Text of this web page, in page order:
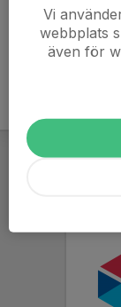
073-088
Vi
webbplats
även för